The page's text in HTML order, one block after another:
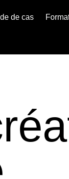
de cas